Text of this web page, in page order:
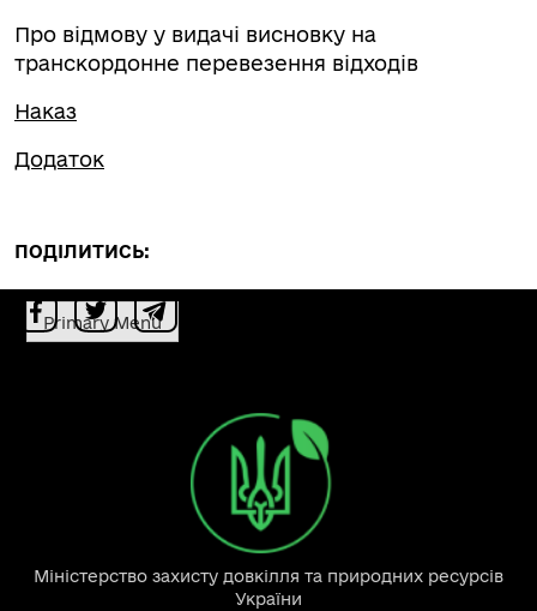
Про відмову у видачі висновку на
транскордонне перевезення відходів
Наказ
Додаток
ПОДІЛИТИСЬ:
Primary Menu
Міністерство захисту довкілля та природних ресурсів
України